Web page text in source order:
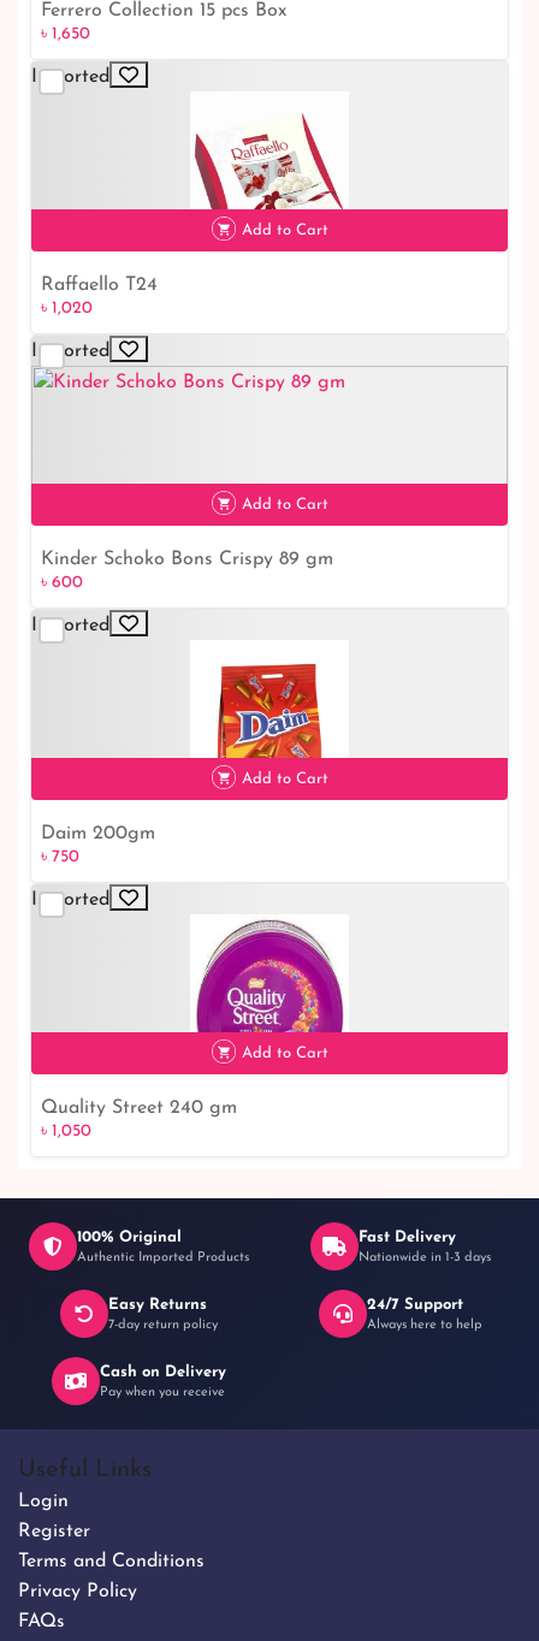
৳ 1,650
Ferrero Collection 15 pcs Box
৳ 1,650
Imported
৳ 1,020
Add to Cart
Raffaello T24
৳ 1,020
Imported
৳ 600
Add to Cart
Kinder Schoko Bons Crispy 89 gm
৳ 600
Imported
৳ 750
Add to Cart
Daim 200gm
৳ 750
Imported
৳ 1,050
Add to Cart
Quality Street 240 gm
৳ 1,050
100% Original
Authentic Imported Products
Fast Delivery
Nationwide in 1-3 days
Easy Returns
7-day return policy
24/7 Support
Always here to help
Cash on Delivery
Pay when you receive
Useful Links
Login
Register
Terms and Conditions
Privacy Policy
FAQs